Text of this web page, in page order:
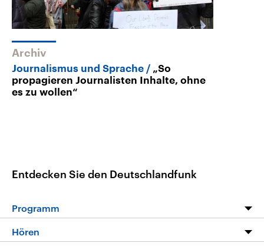
Archiv
Journalismus und Sprache
„So
propagieren Journalisten Inhalte, ohne
es zu wollen“
Entdecken Sie den Deutschlandfunk
Programm
Programm
Hören